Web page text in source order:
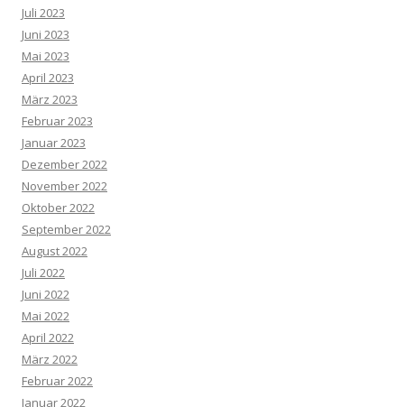
Juli 2023
Juni 2023
Mai 2023
April 2023
März 2023
Februar 2023
Januar 2023
Dezember 2022
November 2022
Oktober 2022
September 2022
August 2022
Juli 2022
Juni 2022
Mai 2022
April 2022
März 2022
Februar 2022
Januar 2022